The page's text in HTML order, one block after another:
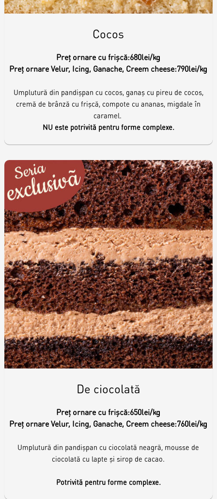
Cocos
Preț ornare cu frișcă:680lei/kg
Preț ornare Velur, Icing, Ganache, Creem cheese:790lei/kg
Umplutură din pandișpan cu cocos, ganaș cu pireu de cocos,
cremă de brânză cu frișcă, compote cu ananas, migdale în
caramel.
NU este potrivită pentru forme complexe.
De ciocolată
Preț ornare cu frișcă:650lei/kg
Preț ornare Velur, Icing, Ganache, Creem cheese:760lei/kg
Umplutură din pandișpan cu ciocolată neagră, mousse de
ciocolată cu lapte și sirop de cacao.
Potrivită pentru forme complexe.